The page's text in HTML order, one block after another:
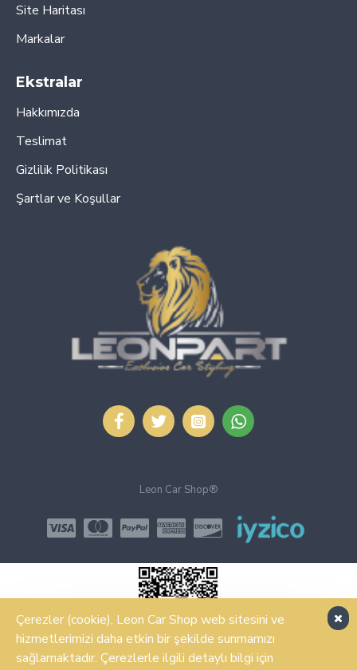
Site Haritası
Markalar
Ekstralar
Hakkımızda
Teslimat
Gizlilik Politikası
Şartlar ve Koşullar
Leon Car Shop®
Çerezler (cookie), Leon Car Shop web sitesini ve
hizmetlerimizi daha etkin bir şekilde sunmamızı
sağlamaktadır. Çerezlerle ilgili detaylı bilgi için